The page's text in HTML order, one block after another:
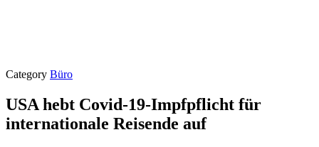
Category Büro
USA hebt Covid-19-Impfpflicht für
internationale Reisende auf